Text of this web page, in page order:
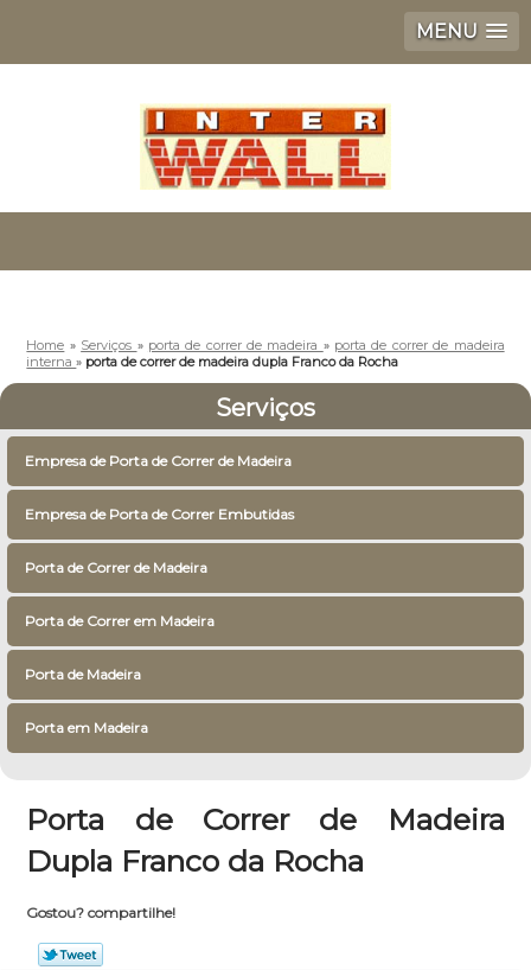
MENU
Home » Serviços » porta de correr de madeira » porta de correr de madeira
interna» porta de correr de madeira dupla Franco da Rocha
Serviços
Empresa de Porta de Correr de Madeira
Empresa de Porta de Correr Embutidas
Porta de Correr de Madeira
Porta de Correr em Madeira
Porta de Madeira
Porta em Madeira
Porta de Correr de Madeira
Dupla Franco da Rocha
Gostou? compartilhe!